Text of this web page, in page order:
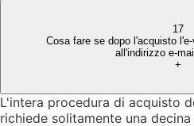
17
Cosa fare se dopo l'acquisto
all'indirizzo e-
+
L'intera procedura di acquisto
richiede solitamente una